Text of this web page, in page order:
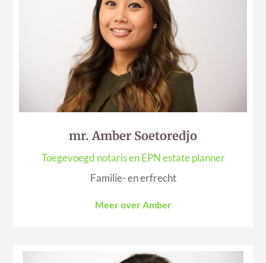
mr. Amber Soetoredjo
Toegevoegd notaris enEPN estate planner
Familie- en erfrecht
Meer over Amber